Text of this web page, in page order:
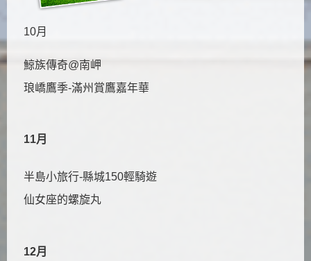
10月
鯨族傳奇@南岬
琅嶠鷹季-滿州賞鷹嘉年華
11月
半島小旅行-縣城150輕騎遊
仙女座的螺旋丸
12月